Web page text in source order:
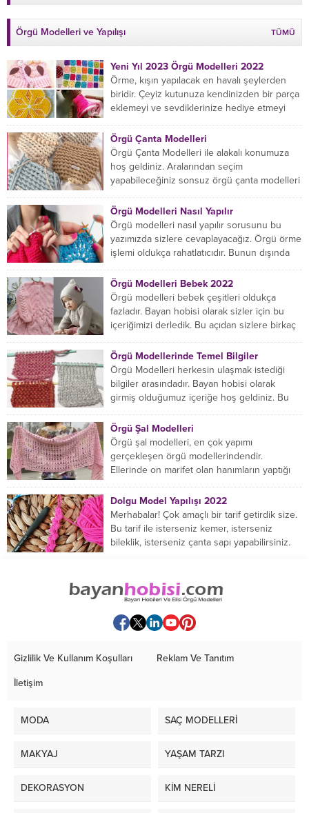
Örgü Modelleri ve Yapılışı TÜMÜ
Yeni Yıl 2023 Örgü Modelleri 2022
Örme, kışın yapılacak en havalı şeylerden
biridir. Çeyiz kutunuza kendinizden bir parça
eklemeyi ve sevdiklerinize hediye etmeyi
Örgü Çanta Modelleri
Örgü Çanta Modelleri ile alakalı konumuza
hoş geldiniz. Aralarından seçim
yapabileceğiniz sonsuz örgü çanta modelleri
Örgü Modelleri Nasıl Yapılır
Örgü modelleri nasıl yapılır sorusunu bu
yazımızda sizlere cevaplayacağız. Örgü örme
işlemi oldukça rahatlatıcıdır. Bunun dışında
Örgü Modelleri Bebek 2022
Örgü modelleri bebek çeşitleri oldukça
fazladır. Bayan hobisi olarak sizler için bu
içeriğimizi derledik. Bu açıdan sizlere birkaç
Örgü Modellerinde Temel Bilgiler
Örgü Modelleri herkesin ulaşmak istediği
bilgiler arasındadır. Bayan hobisi olarak
girmiş olduğumuz içeriğe hoş geldiniz. Bu
Örgü Şal Modelleri
Örgü şal modelleri, en çok yapımı
gerçekleşen örgü modellerindendir.
Ellerinde on marifet olan hanımların yaptığı
Dolgu Model Yapılışı 2022
Merhabalar! Çok amaçlı bir tarif getirdik size.
Bu tarif ile isterseniz kemer, isterseniz
bileklik, isterseniz çanta sapı yapabilirsiniz.
Gizlilik Ve Kullanım Koşulları Reklam Ve Tanıtım
İletişim
MODA SAÇ MODELLERİ
MAKYAJ YAŞAM TARZI
DEKORASYON KİM NERELİ